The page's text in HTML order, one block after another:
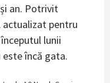
an. Potrivit
pentru
lunii
încă gata.